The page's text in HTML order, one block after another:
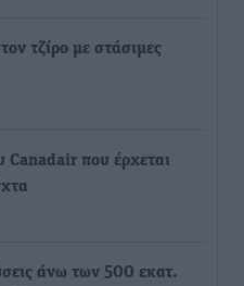
τζίρο με στάσιμες
Canadair που έρχεται
άνω των 500 εκατ.